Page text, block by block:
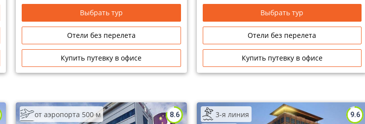
Выбрать тур
Отели без перелета
Купить путевку в офисе
Выбрать тур
Отели без перелета
Купить путевку в офисе
8.6
от аэропорта 500 м 9.6
3-я линия